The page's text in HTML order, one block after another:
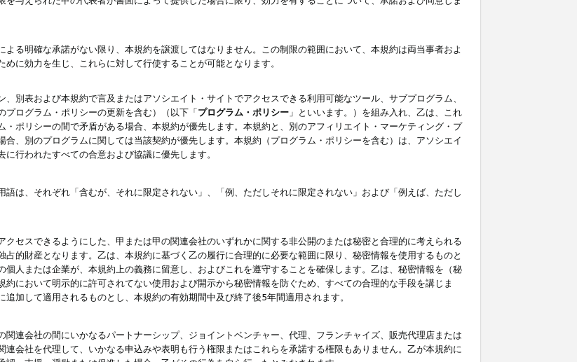
る明確な承諾がない限り、本規約を譲渡してはなりません。この制限の範囲において、本規約は両当事者およ
に効力を生じ、これらに対して行使することが可能となります。
別表および本規約で言及またはアソシエイト・サイトでアクセスできる利用可能なツール、サブプログラム、
ログラム・ポリシーの更新を含む）（以下「プログラム・ポリシー 」といいます。）を組み入れ、乙は、これ
ポリシーの間で矛盾がある場合、本規約が優先します。本規約と、別のアフィリエイト・マーケティング・プ
、別のプログラムに関しては当該契約が優先します。本規約（プログラム・ポリシーを含む）は、アソシエイ
行われたすべての合意および協議に優先します。
は、それぞれ「含むが、それに限定されない」、「例、ただしそれに限定されない」および「例えば、ただし
セスできるようにした、甲または甲の関連会社のいずれかに関する非公開のまたは秘密と合理的に考えられる
占的財産となります。乙は、本規約に基づく乙の履行に合理的に必要な範囲に限り、秘密情報を使用するものと
人または企業が、本規約上の義務に留意し、およびこれを遵守することを確保します。乙は、秘密情報を（秘
において明示的に許可されてない使用および開示から秘密情報を防ぐため、すべての合理的な手段を講じま
加して適用されるものとし、本規約の有効期間中及び終了後5年間適用されます。
連会社の間にいかなるパートナーシップ、ジョイントベンチャー、代理、フランチャイズ、販売代理店または
会社を代理して、いかなる申込みや表明も行う権限またはこれらを承諾する権限もありません。乙が本規約に